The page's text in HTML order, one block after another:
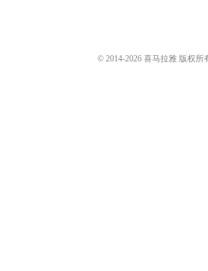
© 2014-2026 喜马拉雅 版权所